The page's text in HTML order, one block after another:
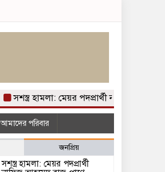
সশস্ত্র হামলা: মেয়র পদপ্রার্থী নাফিজ আহমেদ
আমাদের পরিবার
জনপ্রিয়
সশস্ত্র হামলা: মেয়র পদপ্রার্থী